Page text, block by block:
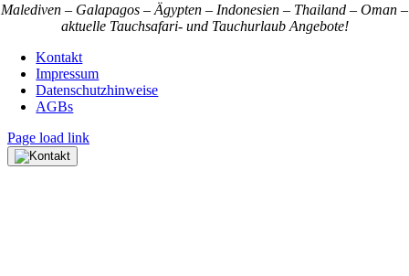
Malediven – Galapagos – Ägypten – Indonesien – Thailand – Oman –
aktuelle Tauchsafari- und Tauchurlaub Angebote!
Kontakt
Impressum
Datenschutzhinweise
AGBs
Page load link